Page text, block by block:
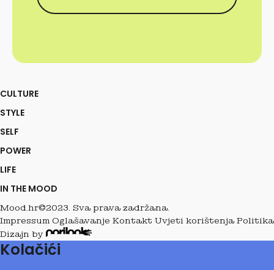
CULTURE
STYLE
SELF
POWER
LIFE
IN THE MOOD
Mood.hr©2023. Sva prava zadržana.
Impressum Oglašavanje Kontakt Uvjeti korištenja
Dizajn by
Kolačići